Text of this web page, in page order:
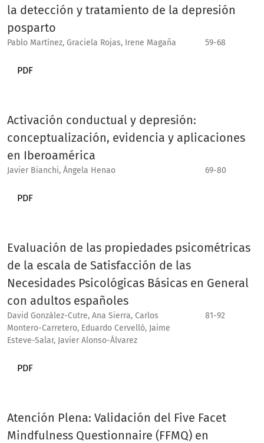
la detección y tratamiento de la depresión
posparto
Pablo Martínez, Graciela Rojas, Irene Magaña 59-68
PDF
Activación conductual y depresión:
conceptualización, evidencia y aplicaciones
en Iberoamérica
Javier Bianchi, Ángela Henao 69-80
PDF
Evaluación de las propiedades psicométricas
de la escala de Satisfacción de las
Necesidades Psicológicas Básicas en General
con adultos españoles
David González-Cutre, Ana Sierra, Carlos
Montero-Carretero, Eduardo Cervelló, Jaime
Esteve-Salar, Javier Alonso-Álvarez
81-92
PDF
Atención Plena: Validación del Five Facet
Mindfulness Questionnaire (FFMQ) en